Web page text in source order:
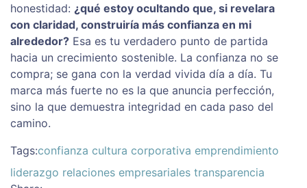
honestidad: ¿qué estoy ocultando que, si revelara
con claridad, construiría más confianza en mi
alrededor? Esa es tu verdadero punto de partida
hacia un crecimiento sostenible. La confianza no se
compra; se gana con la verdad vivida día a día. Tu
marca más fuerte no es la que anuncia perfección,
sino la que demuestra integridad en cada paso del
camino.
Tags:confianza cultura corporativa emprendimiento
liderazgo relaciones empresariales transparencia